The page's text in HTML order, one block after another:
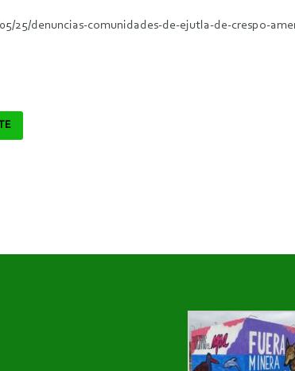
25/denuncias-comunidades-de-ejutla-de-crespo-